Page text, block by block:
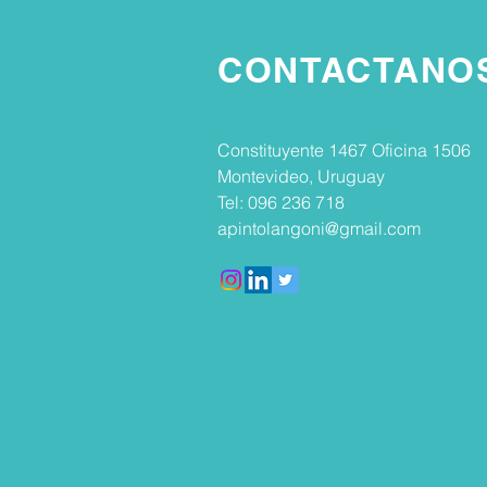
Constituyente 1467 Oficina 1506
Montevideo, Uruguay
Tel: 096 236 718
apintolangoni@gmail.com